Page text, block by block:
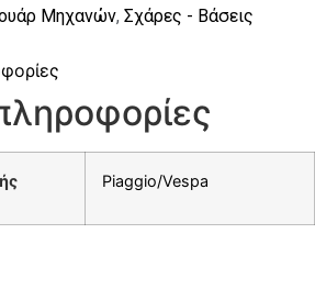
Μηχανών, Σχάρες - Βάσεις
Piaggio/Vespa